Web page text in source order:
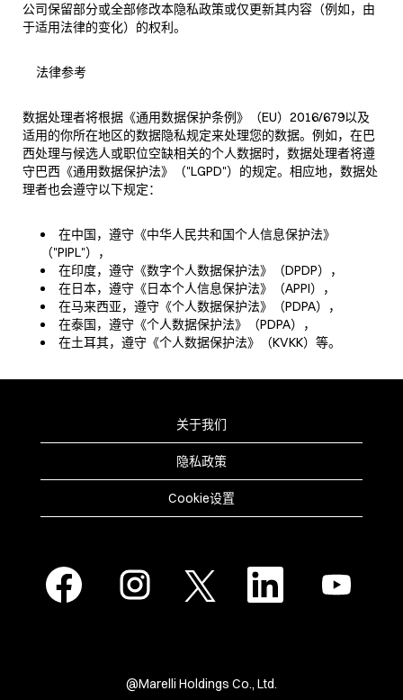
公司保留部分或全部修改本隐私政策或仅更新其内容（例如，由
于适用法律的变化）的权利。
法律参考
数据处理者将根据《通用数据保护条例》（EU）2016/679以及
适用的你所在地区的数据隐私规定来处理您的数据。例如，在巴
西处理与候选人或职位空缺相关的个人数据时，数据处理者将遵
守巴西《通用数据保护法》（"LGPD"）的规定。相应地，数据处
理者也会遵守以下规定：
在中国，遵守《中华人民共和国个人信息保护法》
（"PIPL"），
在印度，遵守《数字个人数据保护法》（DPDP），
在日本，遵守《日本个人信息保护法》（APPI），
在马来西亚，遵守《个人数据保护法》（PDPA），
在泰国，遵守《个人数据保护法》（PDPA），
在土耳其，遵守《个人数据保护法》（KVKK）等。
关于我们
隐私政策
Cookie设置
在
新
选
在
新
选
在
新
选
。
在
新
选
项
新
选
@Marelli Holdings Co., Ltd.